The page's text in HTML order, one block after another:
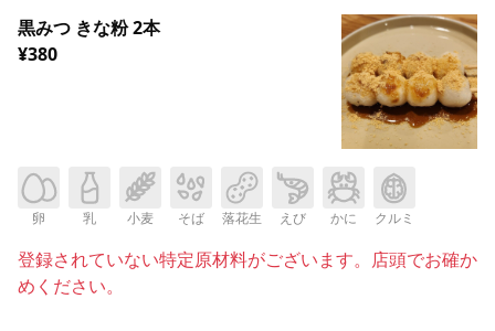
黒みつ きな粉 2本
¥380
卵 乳 小麦 そば 落花生 えび かに クルミ
登録されていない特定原材料がございます。店頭でお確か
めください。